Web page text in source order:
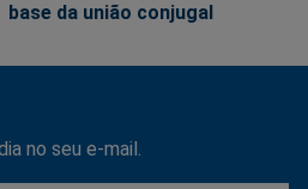
base da união conjugal
no seu e-mail.